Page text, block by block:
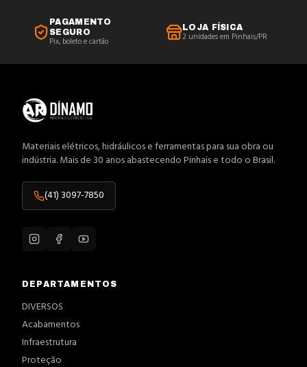
PAGAMENTO
SEGURO
Pix, boleto e cartão
LOJA FÍSICA
2 unidades em Pinhais/PR
Materiais elétricos, hidráulicos e ferramentas para sua obra ou
indústria. Mais de 30 anos abastecendo Pinhais e todo o Brasil.
(41) 3097-7850
DEPARTAMENTOS
DIVERSOS
Acabamentos
Infraestrutura
Proteção